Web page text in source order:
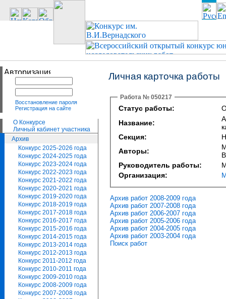
Восстановление пароля
Регистрация на сайте
О Конкурсе
Личный кабинет участника
Архив
Конкурс 2025-2026 года
Конкурс 2024-2025 года
Конкурс 2023-2024 года
Конкурс 2022-2023 года
Конкурс 2021-2022 года
Конкурс 2020-2021 года
Конкурс 2019-2020 года
Конкурс 2018-2019 года
Конкурс 2017-2018 года
Конкурс 2016-2017 года
Конкурс 2015-2016 года
Конкурс 2014-2015 года
Конкурс 2013-2014 года
Конкурс 2012-2013 года
Конкурс 2011-2012 года
Конкурс 2010-2011 года
Конкурс 2009-2010 года
Конкурс 2008-2009 года
Конкурс 2007-2008 года
Личная карточка работы
Работа № 050217
Статус работы:
Название:
Секция:
Авторы:
Руководитель работы:
Организация:
Архив работ 2008-2009 года
Архив работ 2007-2008 года
Архив работ 2006-2007 года
Архив работ 2005-2006 года
Архив работ 2004-2005 года
Архив работ 2003-2004 года
Поиск работ